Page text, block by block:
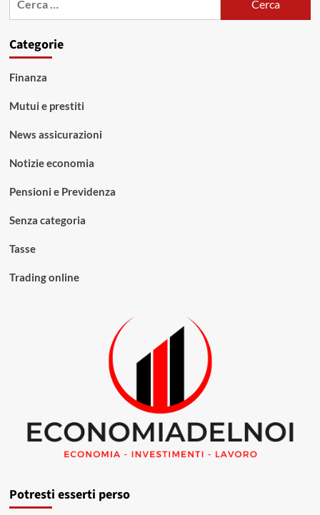
Categorie
Finanza
Mutui e prestiti
News assicurazioni
Notizie economia
Pensioni e Previdenza
Senza categoria
Tasse
Trading online
Potresti esserti perso